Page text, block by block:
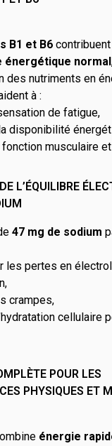
B1 et B6 contribuent
énergétique normal
des nutriments en
à :
de fatigue,
disponibilité
musculaire
L’ÉQUILIBRE
47 mg de sodium
les pertes en
crampes,
cellulaire
POUR LES
PHYSIQUES ET
énergie